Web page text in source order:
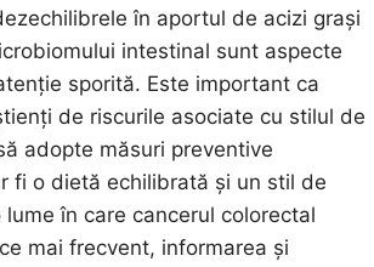
în aportul de acizi grași
intestinal sunt aspecte
sporită. Este important ca
de riscurile asociate cu stilul de
adopte măsuri preventive
fi o dietă echilibrată și un stil de
în care cancerul colorectal
mai frecvent, informarea și